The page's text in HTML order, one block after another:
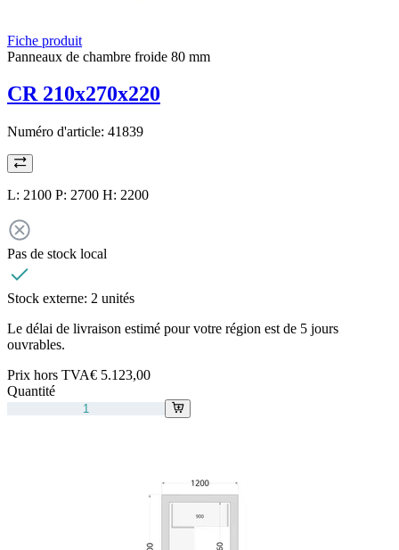
Fiche produit
Panneaux de chambre froide 80 mm
CR 210x270x220
Numéro d'article: 41839
L: 2100 P: 2700 H: 2200
Pas de stock local
Stock externe: 2 unités
Le délai de livraison estimé pour votre région est de 5 jours
ouvrables.
Prix hors TVA€ 5.123,00
Quantité